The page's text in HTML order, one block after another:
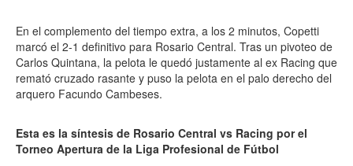
En el complemento del tiempo extra, a los 2 minutos, Copetti
marcó el 2-1 definitivo para Rosario Central. Tras un pivoteo de
Carlos Quintana, la pelota le quedó justamente al ex Racing que
remató cruzado rasante y puso la pelota en el palo derecho del
arquero Facundo Cambeses.
Esta es la síntesis de Rosario Central vs Racing por el
Torneo Apertura de la Liga Profesional de Fútbol